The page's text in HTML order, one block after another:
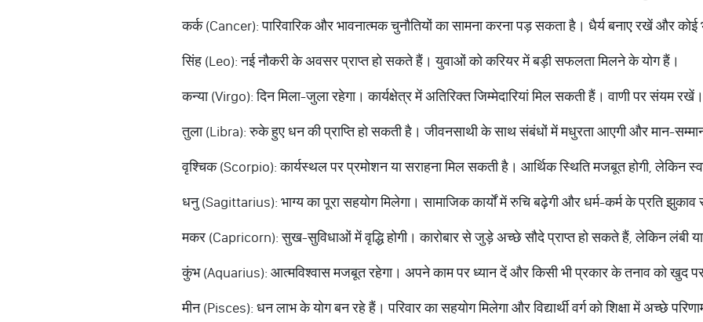
कर्क (Cancer): पारिवारिक और भावनात्मक चुनौतियों का सामना करना पड़ सकता है। धैर्य बनाए रखें और
सिंह (Leo): नई नौकरी के अवसर प्राप्त हो सकते हैं। युवाओं को करियर में बड़ी सफलता मिलने के योग हैं।
कन्या (Virgo): दिन मिला-जुला रहेगा। कार्यक्षेत्र में अतिरिक्त जिम्मेदारियां मिल सकती हैं। वाणी पर संयम रखें।
तुला (Libra): रुके हुए धन की प्राप्ति हो सकती है। जीवनसाथी के साथ संबंधों में मधुरता आएगी और मान-
वृश्चिक (Scorpio): कार्यस्थल पर प्रमोशन या सराहना मिल सकती है। आर्थिक स्थिति मजबूत होगी, लेकिन
धनु (Sagittarius): भाग्य का पूरा सहयोग मिलेगा। सामाजिक कार्यों में रुचि बढ़ेगी और धर्म-कर्म के प्रति झुकाव
मकर (Capricorn): सुख-सुविधाओं में वृद्धि होगी। कारोबार से जुड़े अच्छे सौदे प्राप्त हो सकते हैं, लेकिन लंबी
कुंभ (Aquarius): आत्मविश्वास मजबूत रहेगा। अपने काम पर ध्यान दें और किसी भी प्रकार के तनाव को खुद पर
मीन (Pisces): धन लाभ के योग बन रहे हैं। परिवार का सहयोग मिलेगा और विद्यार्थी वर्ग को शिक्षा में अच्छे